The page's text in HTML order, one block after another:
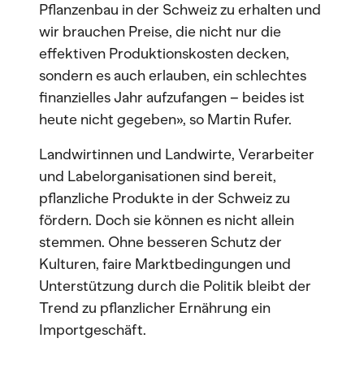
Pflanzenbau in der Schweiz zu erhalten und
wir brauchen Preise, die nicht nur die
effektiven Produktionskosten decken,
sondern es auch erlauben, ein schlechtes
finanzielles Jahr aufzufangen – beides ist
heute nicht gegeben», so Martin Rufer.
Landwirtinnen und Landwirte, Verarbeiter
und Labelorganisationen sind bereit,
pflanzliche Produkte in der Schweiz zu
fördern. Doch sie können es nicht allein
stemmen. Ohne besseren Schutz der
Kulturen, faire Marktbedingungen und
Unterstützung durch die Politik bleibt der
Trend zu pflanzlicher Ernährung ein
Importgeschäft.